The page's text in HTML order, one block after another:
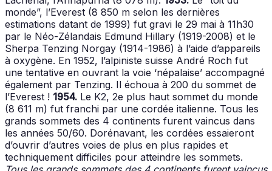
monde”, l’Everest (8 850 m selon les dernières
estimations datant de 1999) fut gravi le 29 mai à 11h30
par le Néo-Zélandais Edmund Hillary (1919-2008) et le
Sherpa Tenzing Norgay (1914-1986) à l’aide d’appareils
à oxygène. En 1952, l’alpiniste suisse André Roch fut
une tentative en ouvrant la voie ‘népalaise’ accompagné
également par Tenzing. Il échoua à 200 du sommet de
l’Everest ! 1954. Le K2, 2e plus haut sommet du monde
(8 611 m) fut franchi par une cordée italienne. Tous les
grands sommets des 4 continents furent vaincus dans
les années 50/60. Dorénavant, les cordées essaieront
d’ouvrir d’autres voies de plus en plus rapides et
techniquement difficiles pour atteindre les sommets.